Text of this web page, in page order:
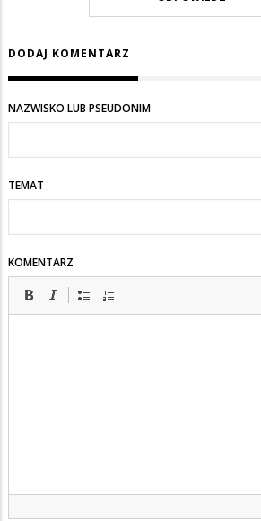
DODAJ KOMENTARZ
NAZWISKO LUB PSEUDONIM
TEMAT
KOMENTARZ